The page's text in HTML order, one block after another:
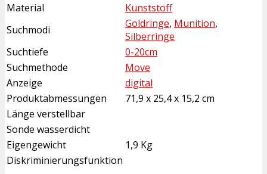
Material
Kunststoff
Suchmodi
Goldringe, Munition,
Silberringe
Suchtiefe
0-20cm
Suchmethode
Move
Anzeige
digital
Produktabmessungen
71,9 x 25,4 x 15,2 cm
Länge verstellbar
Sonde wasserdicht
Eigengewicht
1,9 Kg
Diskriminierungsfunktion